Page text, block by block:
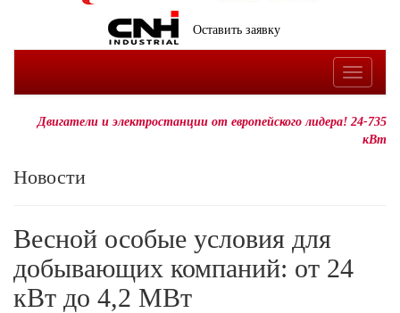
Оставить заявку
Toggle
Двигатели и электростанции от европейского лидера! 24-735
кВт
Новости
Весной особые условия для
добывающих компаний: от 24
кВт до 4,2 МВт